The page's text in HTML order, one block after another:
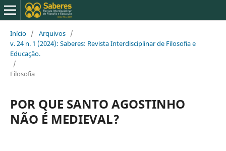
Início / Arquivos /
v. 24 n. 1 (2024): Saberes: Revista Interdisciplinar de Filosofia e
Educação.
/
Filosofia
POR QUE SANTO AGOSTINHO
NÃO É MEDIEVAL?